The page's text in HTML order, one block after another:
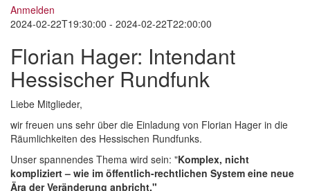
Anmelden
2024-02-22T19:30:00 - 2024-02-22T22:00:00
Florian Hager: Intendant
Hessischer Rundfunk
Liebe Mitglieder,
wir freuen uns sehr über die Einladung von Florian Hager in die
Räumlichkeiten des Hessischen Rundfunks.
Unser spannendes Thema wird sein: "Komplex, nicht
kompliziert – wie im öffentlich-rechtlichen System eine neue
Ära der Veränderung anbricht."